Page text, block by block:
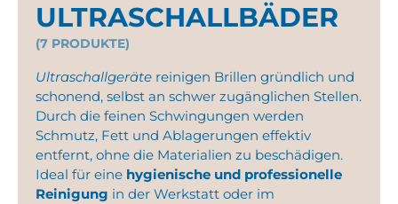
ULTRASCHALLBÄDER
(7 PRODUKTE)
Ultraschallgeräte reinigen Brillen gründlich und
schonend, selbst an schwer zugänglichen Stellen.
Durch die feinen Schwingungen werden
Schmutz, Fett und Ablagerungen effektiv
entfernt, ohne die Materialien zu beschädigen.
Ideal für eine hygienische und professionelle
Reinigung in der Werkstatt oder im